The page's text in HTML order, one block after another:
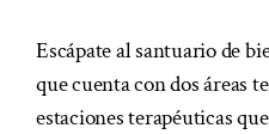
Escápate al santuario de
que cuenta con dos áreas
estaciones terapéuticas